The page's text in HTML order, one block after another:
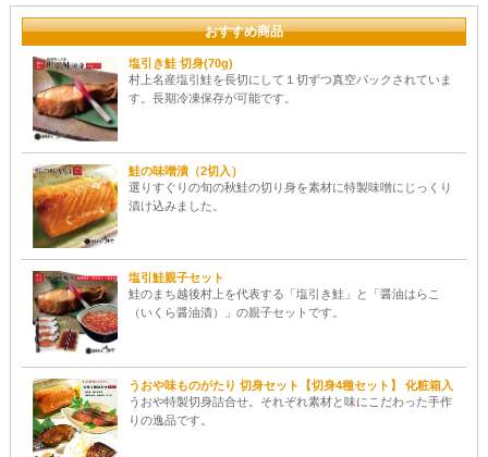
おすすめ商品
塩引き鮭 切身(70g)
村上名産塩引鮭を長切にして１切ずつ真空パックされていま
す。長期冷凍保存が可能です。
鮭の味噌漬（2切入）
選りすぐりの旬の秋鮭の切り身を素材に特製味噌にじっくり
漬け込みました。
塩引鮭親子セット
鮭のまち越後村上を代表する「塩引き鮭」と「醤油はらこ
（いくら醤油漬）」の親子セットです。
うおや味ものがたり 切身セット【切身4種セット】 化粧箱入
うおや特製切身詰合せ。それぞれ素材と味にこだわった手作
りの逸品です。